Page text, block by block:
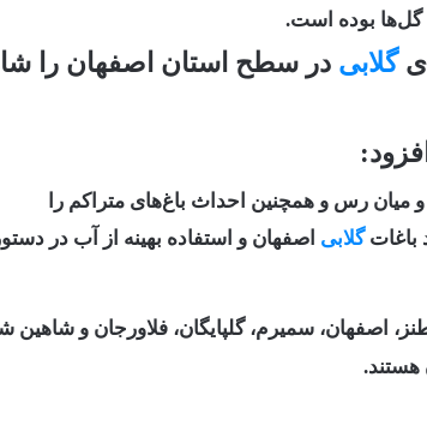
گل‌ها بوده است.
گلابی در سطح استان اصفهان را
رس و همچنین احداث باغ‌های متراکم را
باغات گلابی اصفهان و استفاده بهینه از آب در
اصفهان، سمیرم، گلپایگان، فلاورجان و شاهین